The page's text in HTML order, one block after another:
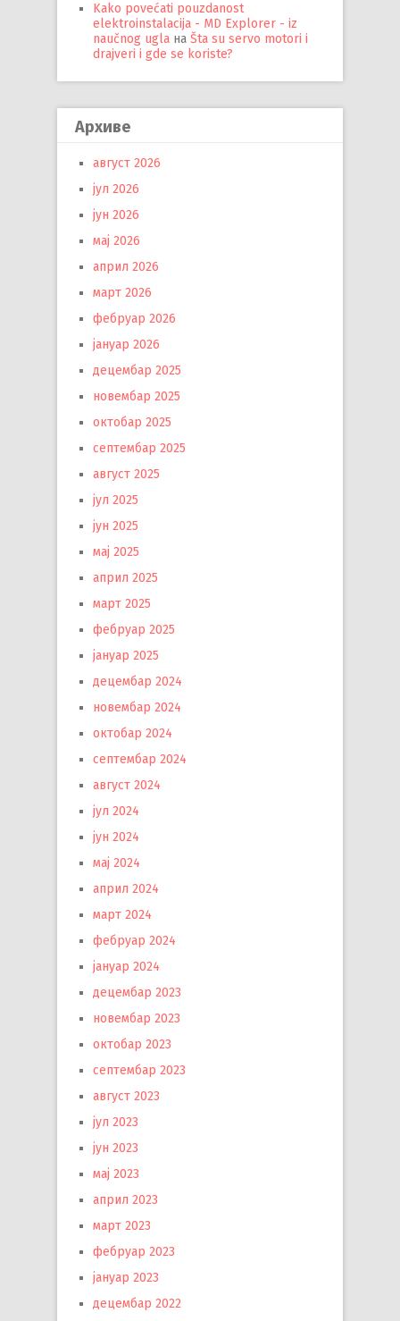
Kako povećati pouzdanost
elektroinstalacija - MD Explorer - iz
naučnog ugla на Šta su servo motori i
drajveri i gde se koriste?
Архиве
август 2026
јул 2026
јун 2026
мај 2026
април 2026
март 2026
фебруар 2026
јануар 2026
децембар 2025
новембар 2025
октобар 2025
септембар 2025
август 2025
јул 2025
јун 2025
мај 2025
април 2025
март 2025
фебруар 2025
јануар 2025
децембар 2024
новембар 2024
октобар 2024
септембар 2024
август 2024
јул 2024
јун 2024
мај 2024
април 2024
март 2024
фебруар 2024
јануар 2024
децембар 2023
новембар 2023
октобар 2023
септембар 2023
август 2023
јул 2023
јун 2023
мај 2023
април 2023
март 2023
фебруар 2023
јануар 2023
децембар 2022